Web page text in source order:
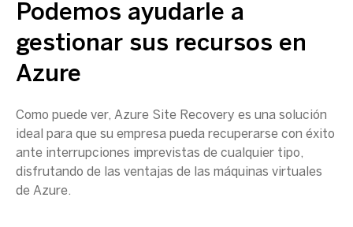
Podemos ayudarle a
gestionar sus recursos en
Azure
Como puede ver, Azure Site Recovery es una solución
ideal para que su empresa pueda recuperarse con éxito
ante interrupciones imprevistas de cualquier tipo,
disfrutando de las ventajas de las máquinas virtuales
de Azure.